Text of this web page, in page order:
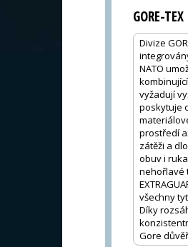
GORE-
Divize
NATO
vyžadují
poskytuje
prostředí
zátěži a
obuv i
nehořlavé
všechny
Díky
Gore